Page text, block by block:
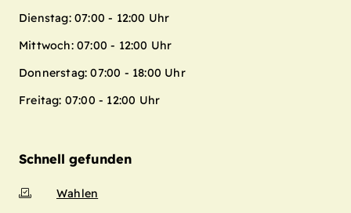
Dienstag: 07:00 - 12:00 Uhr
Mittwoch: 07:00 - 12:00 Uhr
Donnerstag: 07:00 - 18:00 Uhr
Freitag: 07:00 - 12:00 Uhr
Schnell gefunden
Wahlen